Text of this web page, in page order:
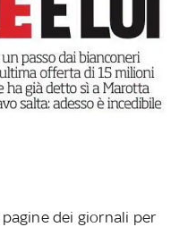
dei giornali per